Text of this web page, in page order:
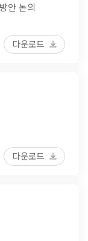
안 논의
다운로드
다운로드